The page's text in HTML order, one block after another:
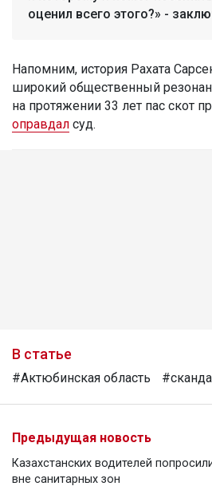
оценил всего этого?» -
Напомним, история Рахата
широкий общественный
на протяжении 33 лет пас скот
оправдал суд.
В статье
#Актюбинская область
Предыдущая новость
Казахстанских водителей
вне санитарных зон